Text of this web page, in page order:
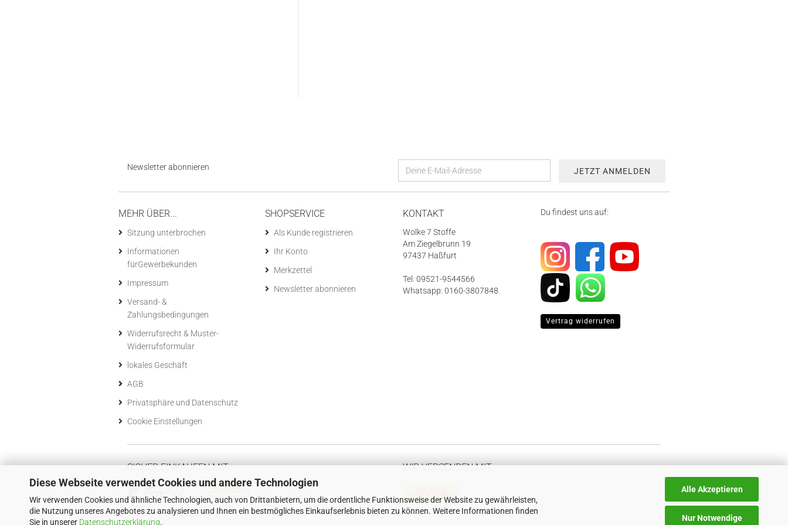
Diese Webseite verwendet Cookies und andere Technologien
Wir verwenden Cookies und ähnliche Technologien, auch von Drittanbietern, um die ordentliche Funktionsweise der Website zu gewährleisten,
die Nutzung unseres Angebotes zu analysieren und Ihnen ein bestmögliches Einkaufserlebnis bieten zu können. Weitere Informationen finden
Sie in unserer Datenschutzerklärung.
Alle Akzeptieren
Nur Notwendige
Newsletter abonnieren
MEHR ÜBER...
Sitzung unterbrochen
Informationen
fürGewerbekunden
Impressum
Versand- &
Zahlungsbedingungen
Widerrufsrecht & Muster-
Widerrufsformular
lokales Geschäft
AGB
Privatsphäre und Datenschutz
Cookie Einstellungen
SHOPSERVICE
Als Kunde registrieren
Ihr Konto
Merkzettel
Newsletter abonnieren
KONTAKT
Wolke 7 Stoffe
Am Ziegelbrunn 19
97437 Haßfurt
Tel: 09521-9544566
Whatsapp: 0160-3807848
Du findest uns auf:
Vertrag widerrufen
SICHER EINKAUFEN MIT WIR VERSENDEN MIT